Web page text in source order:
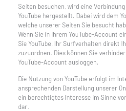
Seiten besuchen, wird eine
YouTube hergestellt. Dabei wird dem
welche unserer Seiten Sie besucht
Wenn Sie in Ihrem YouTube-Account
Sie YouTube, Ihr Surfverhalten direkt
zuzuordnen. Dies können Sie
YouTube-Account ausloggen.
Die Nutzung von YouTube erfolgt im
ansprechenden Darstellung unserer
ein berechtigtes Interesse im Sinne
dar.